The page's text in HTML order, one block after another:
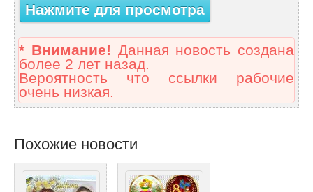
Нажмите для просмотра
* Внимание! Данная новость создана
более 2 лет назад.
Вероятность что ссылки рабочие
очень низкая.
Похожие новости